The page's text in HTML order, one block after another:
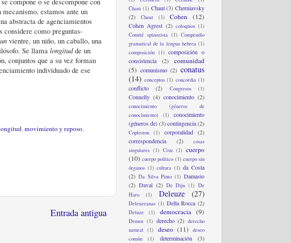
estamos ante un
abstracta de agenciamientos
considere como preguntas-
un vientre, un niño, un caballo, una
Se llama longitudde un
conjuntos que a su vez forman
individuado de ese
,movimiento y reposo,
Entrada antigua
Chaui (1) Chauí (3) Cherniavsky
(2)
Choat (1) Cohen (12)
Cohen Agrest (2) coloquios (1)
Comité spinozista (1) Compendio
gramatical de la lengua hebrea (1)
composición (1) composición o
consistencia
(2)
comunidad
(5) comunismo (2) conatus
(14) conceptos (1) concordia (1)
conflicto (2) Congresos (1)
Connelly (4) conocimiento (2)
conocimiento (géneros de
conocimiento)
(1)
conocimiento
(géneros de)(3)contingencia(2)
Copleston (1) corporalidad (2)
correspondencia
(2)
cosas
singulares (1) Cruz (1) cuerpo
(10) cuerpo político (1) cuerpo sin
órganos (1) cultura (1) da Costa
(2) Da Silva Pinto (1) Damasio
(2) Daval (2) De Dijn (1) De
Haro
(1) Deleuze (27)
Deleuzeanas (1) Della Rocca (2)
Deluze (1) democracia (9)
Demos (1) derecho (2) derecho
natural (1) deseo (11)
deseo
común
(1) determinación (3)